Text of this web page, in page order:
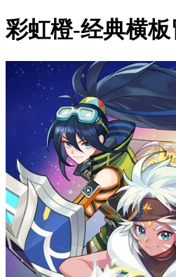
彩虹橙-经典横